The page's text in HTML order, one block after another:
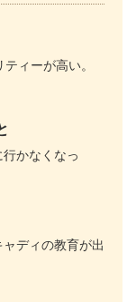
ィーが高い。
かなくなっ
ディの教育が出